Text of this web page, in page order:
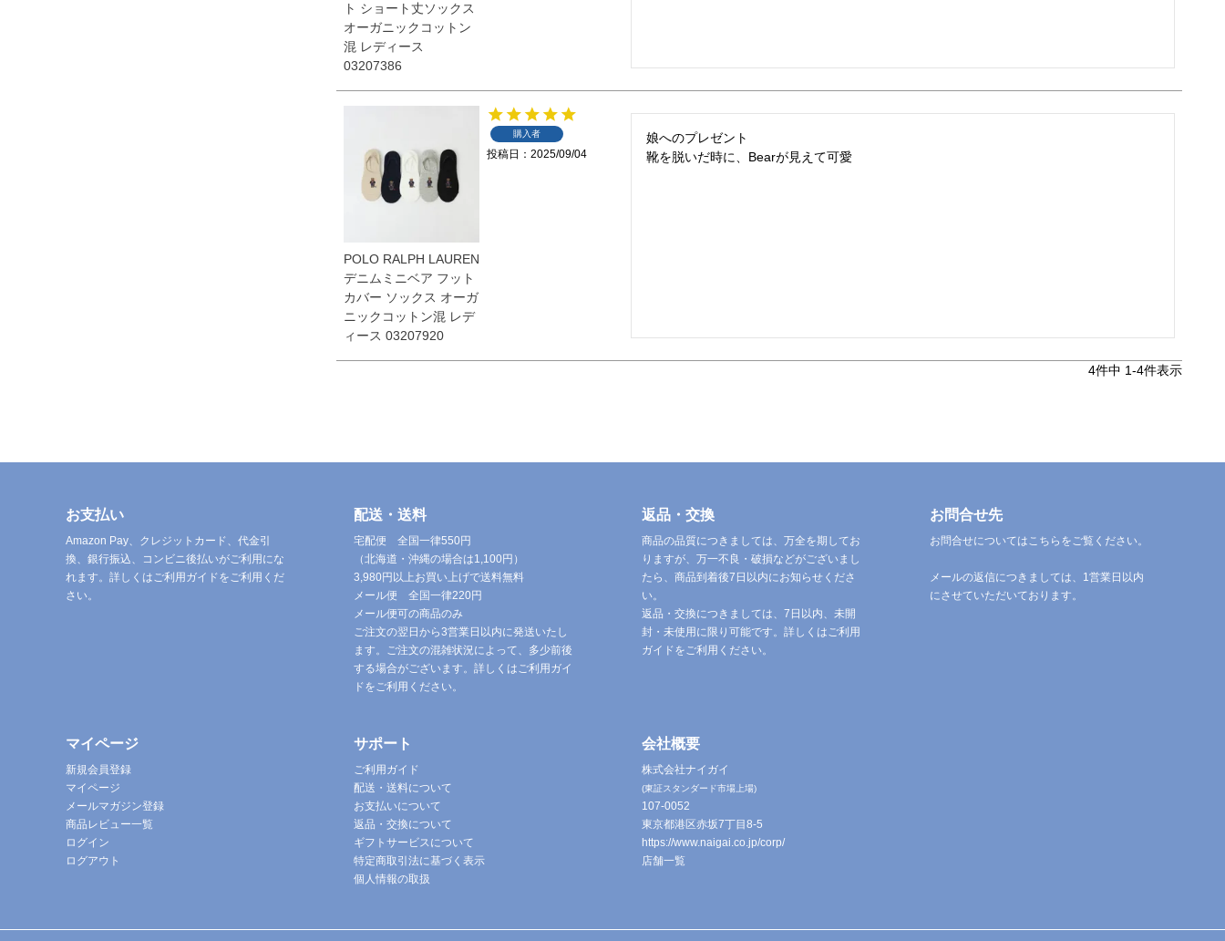
ト ショート丈ソックス
オーガニックコットン
混 レディース
03207386
POLO RALPH LAUREN
デニムミニベア フット
カバー ソックス オーガ
ニックコットン混 レデ
ィース 03207920
購入者
投稿日 2025/09/04
娘へのプレゼント
靴を脱いだ時に、Bearが見えて可愛
4件中 1-4件表示
お支払い
Amazon Pay、クレジットカード、代金引
換、銀行振込、コンビニ後払いがご利用にな
れます。詳しくはご利用ガイドをご利用くだ
さい。
配送・送料
宅配便 全国一律550円
（北海道・沖縄の場合は1,100円）
3,980円以上お買い上げで送料無料
メール便 全国一律220円
メール便可の商品のみ
ご注文の翌日から3営業日以内に発送いたし
ます。ご注文の混雑状況によって、多少前後
する場合がございます。詳しくはご利用ガイ
ドをご利用ください。
返品・交換
商品の品質につきましては、万全を期してお
りますが、万一不良・破損などがございまし
たら、商品到着後7日以内にお知らせくださ
い。
返品・交換につきましては、7日以内、未開
封・未使用に限り可能です。詳しくはご利用
ガイドをご利用ください。
お問合せ先
お問合せについてはこちらをご覧ください。
メールの返信につきましては、1営業日以内
にさせていただいております。
マイページ
新規会員登録
マイページ
メールマガジン登録
商品レビュー一覧
ログイン
ログアウト
サポート
ご利用ガイド
配送・送料について
お支払いについて
返品・交換について
ギフトサービスについて
特定商取引法に基づく表示
個人情報の取扱
会社概要
株式会社ナイガイ
(東証スタンダード市場上場)
107-0052
東京都港区赤坂7丁目8-5
https://www.naigai.co.jp/corp/
店舗一覧